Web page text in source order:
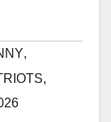
,
,